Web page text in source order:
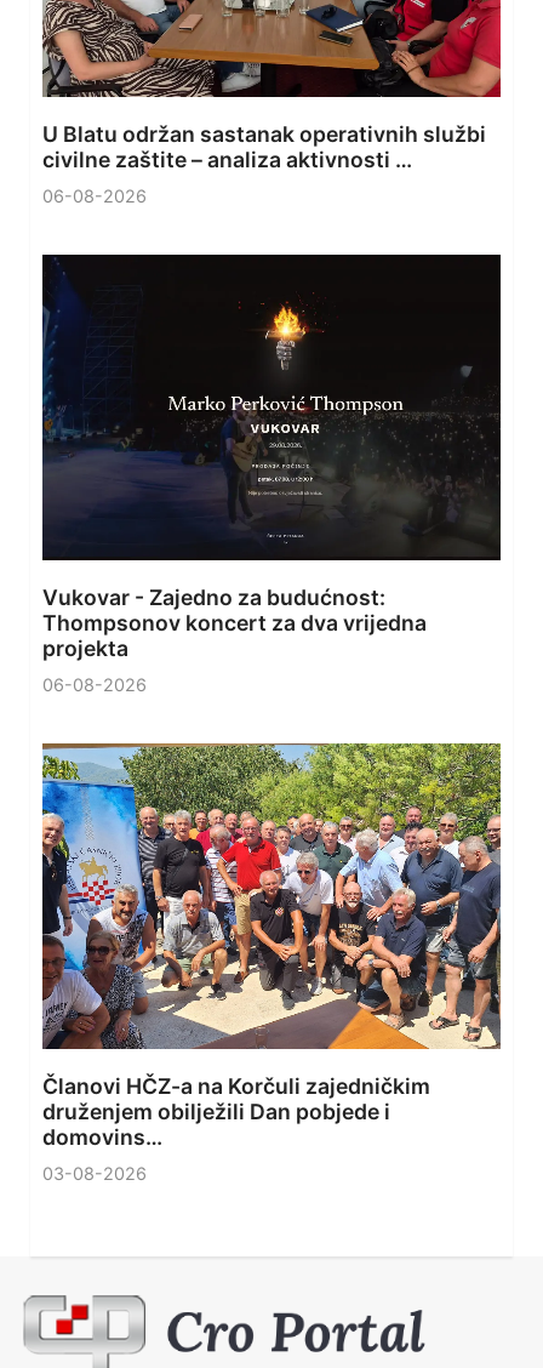
U Blatu održan sastanak operativnih službi
civilne zaštite – analiza aktivnosti …
06-08-2026
Vukovar - Zajedno za budućnost:
Thompsonov koncert za dva vrijedna
projekta
06-08-2026
Članovi HČZ-a na Korčuli zajedničkim
druženjem obilježili Dan pobjede i
domovins…
03-08-2026